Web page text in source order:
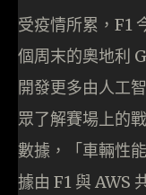
受疫情所累，F1
個周末的奧地利
開發更多由人工
眾了解賽場上的
數據，「車輛性
據由 F1 與 AWS